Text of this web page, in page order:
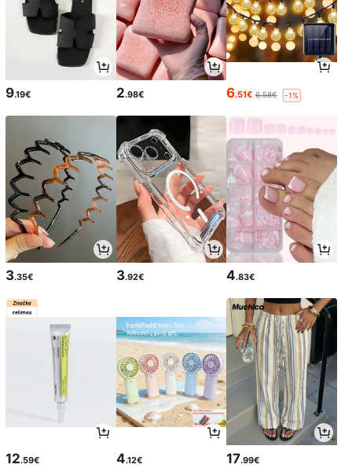
9.19€ 2.98€ 6.51€ 6.58€ -1%
3.35€ 3.92€ 4.83€
12.59€ 4.12€ 17.99€